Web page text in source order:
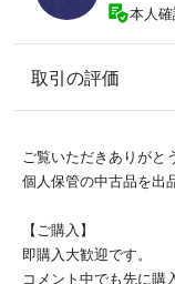
本人
取引の評価
ご覧いただきありがと
個人保管の中古品を出
【ご購入】
即購入大歓迎です。
コメント中でも先に購